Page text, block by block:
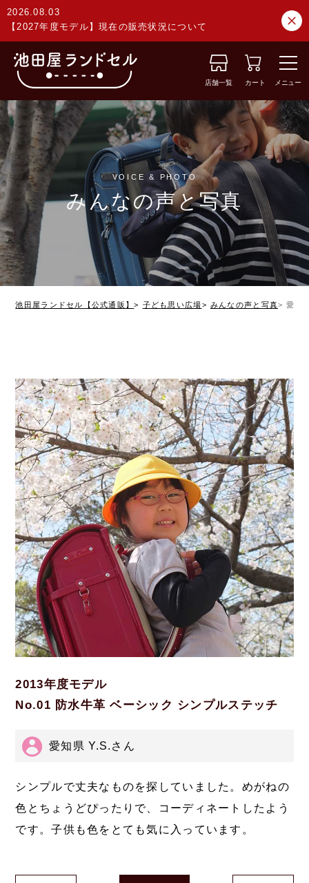
2026.08.03
【2027年度モデル】現在の販売状況について
店舗一覧 カート メニュー
VOICE & PHOTO
みんなの声と写真
池田屋ランドセル【公式通販】 子ども思い広場 みんなの声と写真 愛知
2013年度モデル
No.01 防水牛革 ベーシック シンプルステッチ
愛知県 Y.S.さん
シンプルで丈夫なものを探していました。めがねの
色とちょうどぴったりで、コーディネートしたよう
です。子供も色をとても気に入っています。